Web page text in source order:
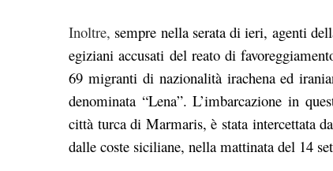
Inoltre, sempre nella serata di ieri, agenti
egiziani accusati del reato di
69 migranti di nazionalità irachena ed
denominata “Lena”. L’imbarcazione in
città turca di Marmaris, è stata intercettata
dalle coste siciliane, nella mattinata del 14